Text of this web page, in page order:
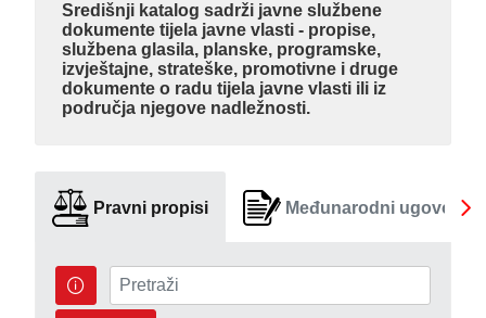
Središnji katalog sadrži javne službene
dokumente tijela javne vlasti - propise,
službena glasila, planske, programske,
izvještajne, strateške, promotivne i druge
dokumente o radu tijela javne vlasti ili iz
područja njegove nadležnosti.
Pravni propisi Međunarodni ugovori